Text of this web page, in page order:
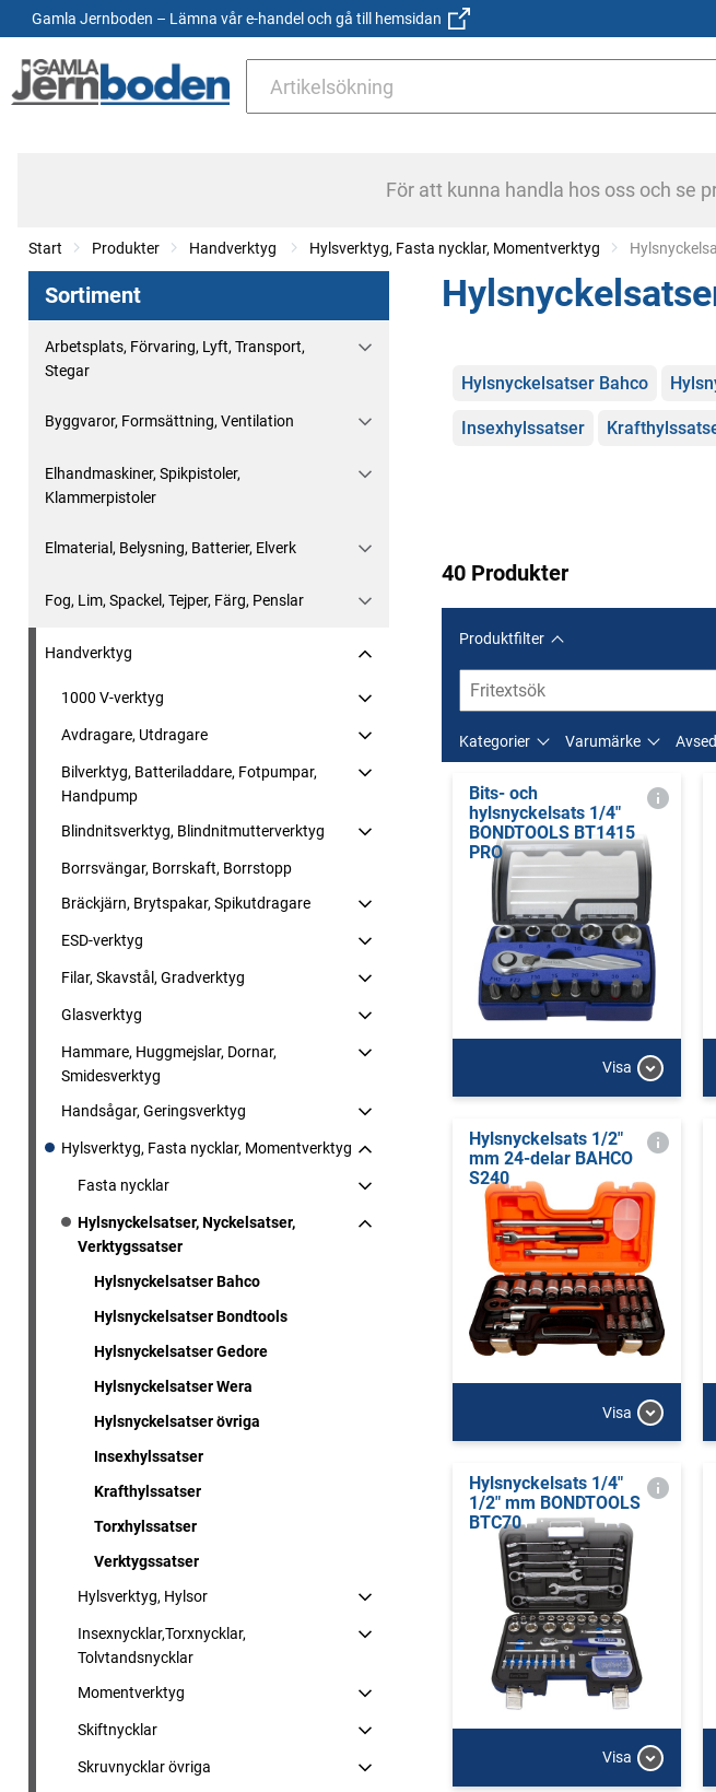
Gamla Jernboden – Lämna vår e-handel och gå till hemsidan
För att kunna handla hos oss och se
Start Produkter Handverktyg Hylsverktyg, Fasta nycklar, Momentverktyg Current:
Sortiment
Arbetsplats, Förvaring, Lyft, Transport,
Stegar
Byggvaror, Formsättning, Ventilation
Elhandmaskiner, Spikpistoler,
Klammerpistoler
Elmaterial, Belysning, Batterier, Elverk
Fog, Lim, Spackel, Tejper, Färg, Penslar
Handverktyg
1000 V-verktyg
Avdragare, Utdragare
Bilverktyg, Batteriladdare, Fotpumpar,
Handpump
Blindnitsverktyg, Blindnitmutterverktyg
Borrsvängar, Borrskaft, Borrstopp
Bräckjärn, Brytspakar, Spikutdragare
ESD-verktyg
Filar, Skavstål, Gradverktyg
Glasverktyg
Hammare, Huggmejslar, Dornar,
Smidesverktyg
Handsågar, Geringsverktyg
Hylsverktyg, Fasta nycklar, Momentverktyg
Fasta nycklar
Hylsnyckelsatser, Nyckelsatser,
Verktygssatser
Hylsnyckelsatser Bahco
Hylsnyckelsatser Bondtools
Hylsnyckelsatser Gedore
Hylsnyckelsatser Wera
Hylsnyckelsatser övriga
Insexhylssatser
Krafthylssatser
Torxhylssatser
Verktygssatser
Hylsverktyg, Hylsor
Insexnycklar,Torxnycklar,
Tolvtandsnycklar
Momentverktyg
Skiftnycklar
Skruvnycklar övriga
Kategorier
Hylsnyckelsatser Bahco
Insexhylssatser
40 Produkter
Produktfilter
Kategorier Varumärke
Bits- och
hylsnyckelsats 1/4"
BONDTOOLS BT1415
PRO
Visa
Hylsnyckelsats 1/2"
mm 24-delar BAHCO
S240
Visa
Hylsnyckelsats 1/4"
1/2" mm BONDTOOLS
BTC70
Visa